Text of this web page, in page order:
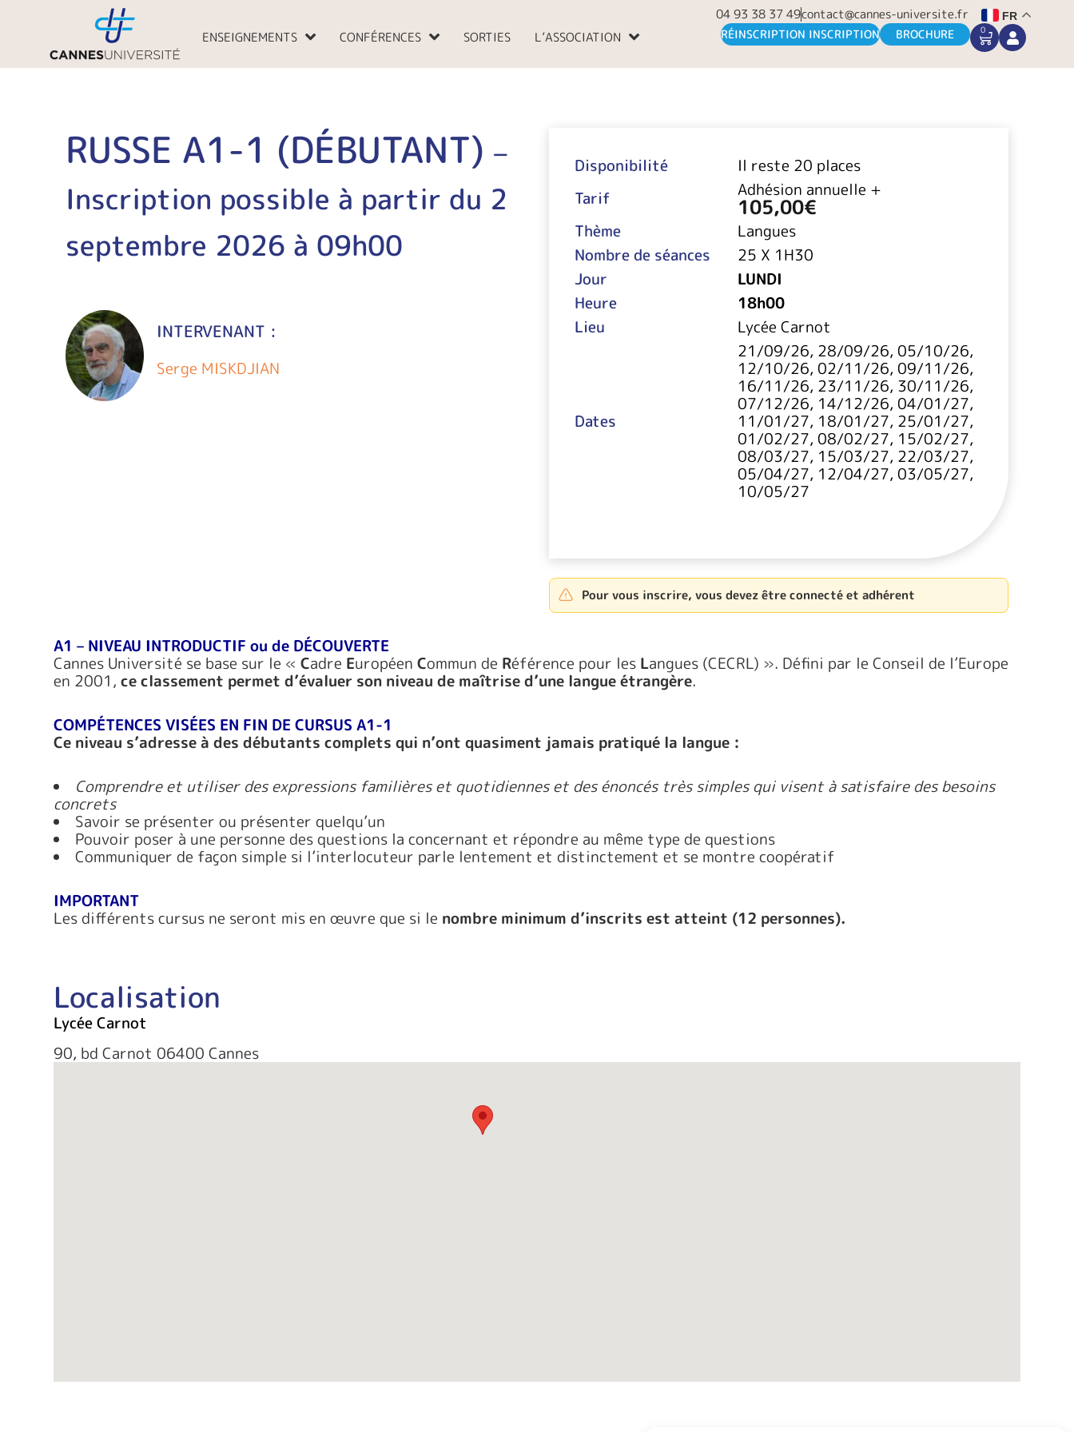
04 93 38 37 49contact@cannes-universite.fr FR
ENSEIGNEMENTS CONFÉRENCES SORTIES L’ASSOCIATION RÉINSCRIPTION INSCRIPTION BROCHURE 0
CART
RUSSE A1-1 (DÉBUTANT) –
Inscription possible à partir du 2
septembre 2026 à 09h00
INTERVENANT :
Serge MISKDJIAN
Disponibilité
Il reste 20 places
Tarif
Adhésion annuelle +
105,00€
Thème
Langues
Nombre de séances
25 X 1H30
Jour
LUNDI
Heure
18h00
Lieu
Lycée Carnot
Dates
21/09/26, 28/09/26, 05/10/26,
12/10/26, 02/11/26, 09/11/26,
16/11/26, 23/11/26, 30/11/26,
07/12/26, 14/12/26, 04/01/27,
11/01/27, 18/01/27, 25/01/27,
01/02/27, 08/02/27, 15/02/27,
08/03/27, 15/03/27, 22/03/27,
05/04/27, 12/04/27, 03/05/27,
10/05/27
Pour vous inscrire, vous devez être connecté et adhérent
A1 – NIVEAU INTRODUCTIF ou de DÉCOUVERTE
Cannes Université se base sur le « Cadre Européen Commun de Référence pour les Langues (CECRL) ». Défini par le Conseil de l’Europe
en 2001, ce classement permet d’évaluer son niveau de maîtrise d’une langue étrangère.
COMPÉTENCES VISÉES EN FIN DE CURSUS A1-1
Ce niveau s’adresse à des débutants complets qui n’ont quasiment jamais pratiqué la langue :
Comprendre et utiliser des expressions familières et quotidiennes et des énoncés très simples qui visent à satisfaire des besoins
concrets
Savoir se présenter ou présenter quelqu’un
Pouvoir poser à une personne des questions la concernant et répondre au même type de questions
Communiquer de façon simple si l’interlocuteur parle lentement et distinctement et se montre coopératif
IMPORTANT
Les différents cursus ne seront mis en œuvre que si le nombre minimum d’inscrits est atteint (12 personnes).
Localisation
Lycée Carnot
90, bd Carnot 06400 Cannes